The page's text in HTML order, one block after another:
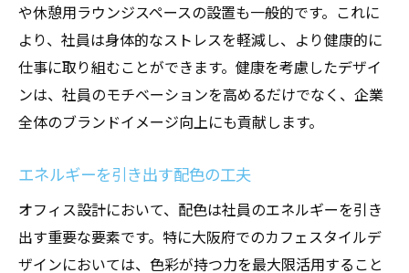
や休憩用ラウンジスペースの設置も一般的です。これに
より、社員は身体的なストレスを軽減し、より健康的に
仕事に取り組むことができます。健康を考慮したデザイ
ンは、社員のモチベーションを高めるだけでなく、企業
全体のブランドイメージ向上にも貢献します。
エネルギーを引き出す配色の工夫
オフィス設計において、配色は社員のエネルギーを引き
出す重要な要素です。特に大阪府でのカフェスタイルデ
ザインにおいては、色彩が持つ力を最大限活用すること